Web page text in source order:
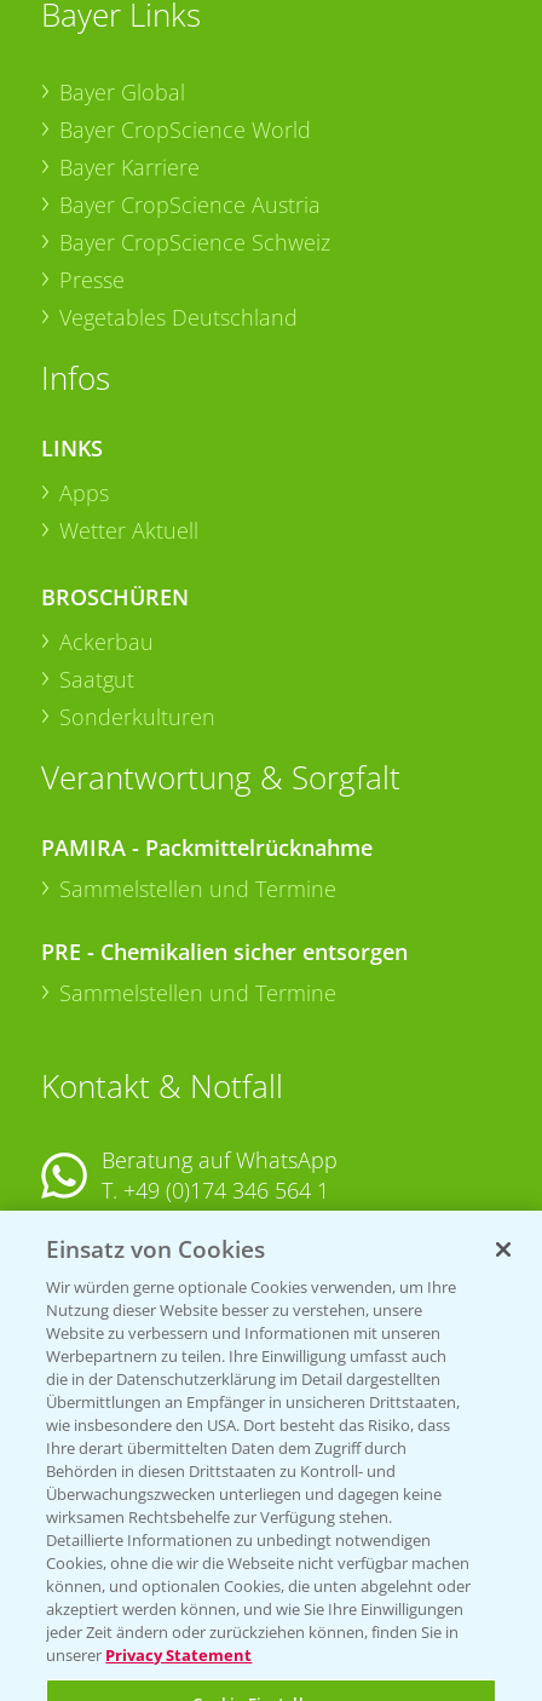
Bayer Links
Bayer Global
Bayer CropScience World
Bayer Karriere
Bayer CropScience Austria
Bayer CropScience Schweiz
Presse
Vegetables Deutschland
Infos
LINKS
Apps
Wetter Aktuell
BROSCHÜREN
Ackerbau
Saatgut
Sonderkulturen
Verantwortung & Sorgfalt
PAMIRA - Packmittelrücknahme
Sammelstellen und Termine
PRE - Chemikalien sicher entsorgen
Sammelstellen und Termine
Kontakt & Notfall
Beratung auf WhatsApp
T. +49 (0)174 346 564 1
KONTAKT
Hilfe in Notfällen
T.+49 (0)214/30-20220
Folgen Sie uns
Einsatz von Cookies
Wir würden gerne optionale Cookies verwenden, um Ihre
Nutzung dieser Website besser zu verstehen, unsere
Website zu verbessern und Informationen mit unseren
Werbepartnern zu teilen. Ihre Einwilligung umfasst auch
die in der Datenschutzerklärung im Detail dargestellten
Übermittlungen an Empfänger in unsicheren Drittstaaten,
wie insbesondere den USA. Dort besteht das Risiko, dass
Ihre derart übermittelten Daten dem Zugriff durch
Behörden in diesen Drittstaaten zu Kontroll- und
Überwachungszwecken unterliegen und dagegen keine
wirksamen Rechtsbehelfe zur Verfügung stehen.
Detaillierte Informationen zu unbedingt notwendigen
Cookies, ohne die wir die Webseite nicht verfügbar machen
können, und optionalen Cookies, die unten abgelehnt oder
akzeptiert werden können, und wie Sie Ihre Einwilligungen
jeder Zeit ändern oder zurückziehen können, finden Sie in
unserer Privacy Statement